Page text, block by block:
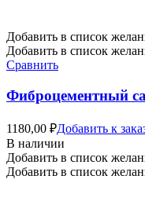
Добавить в список
Добавить в список
Сравнить
Фиброцементный
1180,00 ₽Добавить к
В наличии
Добавить в список
Добавить в список